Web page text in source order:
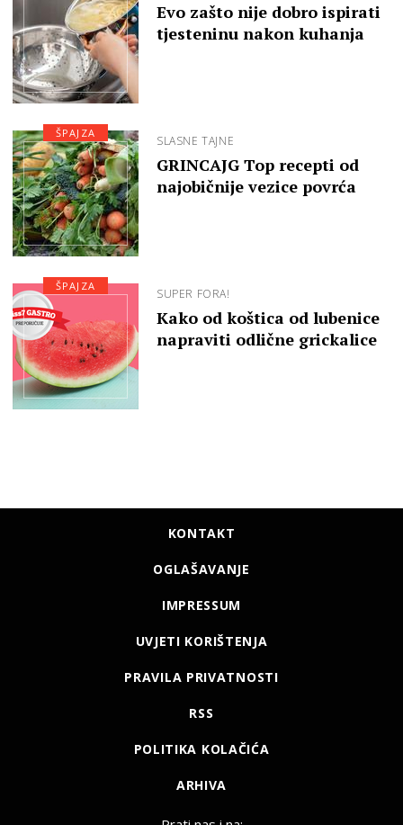
Evo zašto nije dobro ispirati
tjesteninu nakon kuhanja
SLASNE TAJNE
GRINCAJG Top recepti od
najobičnije vezice povrća
ŠPAJZA
SUPER FORA!
Kako od koštica od lubenice
napraviti odlične grickalice
ŠPAJZA
KONTAKT
OGLAŠAVANJE
IMPRESSUM
UVJETI KORIŠTENJA
PRAVILA PRIVATNOSTI
RSS
POLITIKA KOLAČIĆA
ARHIVA